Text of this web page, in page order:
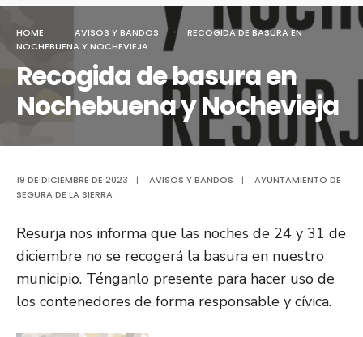
HOME AVISOS Y BANDOS
RECOGIDA DE BASURA EN
NOCHEBUENA Y NOCHEVIEJA
Recogida de basura en
Nochebuena y Nochevieja
19 DE DICIEMBRE DE 2023 | AVISOS Y BANDOS |
AYUNTAMIENTO DE
SEGURA DE LA SIERRA
Resurja nos informa que las noches de 24 y 31 de
diciembre no se recogerá la basura en nuestro
municipio. Ténganlo presente para hacer uso de
los contenedores de forma responsable y cívica.